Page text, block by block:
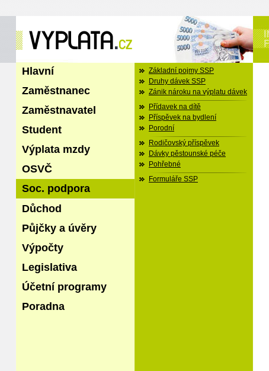
Hlavní
Zaměstnanec
Zaměstnavatel
Student
Výplata mzdy
OSVČ
Soc. podpora
Důchod
Půjčky a úvěry
Výpočty
Legislativa
Účetní programy
Poradna
Základní pojmy SSP
Druhy dávek SSP
Zánik nároku na výplatu dávek
Přídavek na dítě
Příspěvek na bydlení
Porodní
Rodičovský příspěvek
Dávky pěstounské péče
Pohřebné
Formuláře SSP